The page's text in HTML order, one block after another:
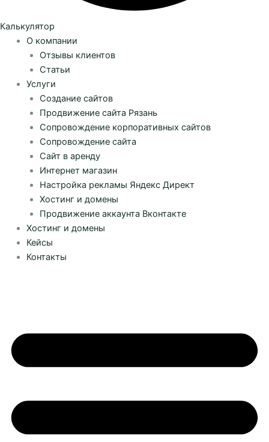
Калькулятор
О компании
Отзывы клиентов
Статьи
Услуги
Создание сайтов
Продвижение сайта Рязань
Сопровождение корпоративных сайтов
Сопровождение сайта
Сайт в аренду
Интернет магазин
Настройка рекламы Яндекс Директ
Хостинг и домены
Продвижение аккаунта Вконтакте
Хостинг и домены
Кейсы
Контакты